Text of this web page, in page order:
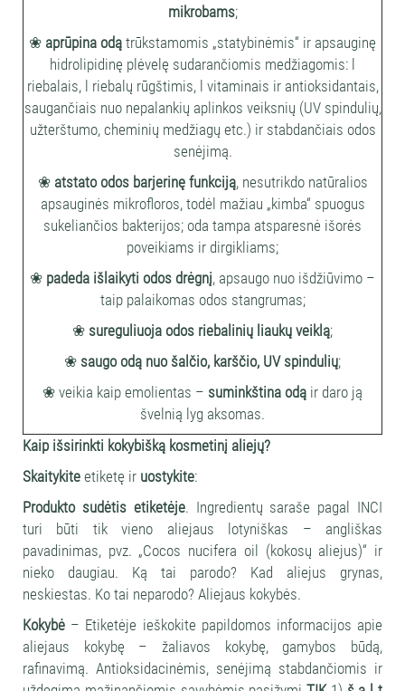
mikrobams;
❀ aprūpina odą trūkstamomis „statybinėmis“ ir apsauginę
hidrolipidinę plėvelę sudarančiomis medžiagomis: l
riebalais, l riebalų rūgštimis, l vitaminais ir antioksidantais,
saugančiais nuo nepalankių aplinkos veiksnių (UV spindulių,
užterštumo, cheminių medžiagų etc.) ir stabdančiais odos
senėjimą.
❀ atstato odos barjerinę funkciją, nesutrikdo natūralios
apsauginės mikrofloros, todėl mažiau „kimba“ spuogus
sukeliančios bakterijos; oda tampa atsparesnė išorės
poveikiams ir dirgikliams;
❀ padeda išlaikyti odos drėgnį, apsaugo nuo išdžiūvimo –
taip palaikomas odos stangrumas;
❀ sureguliuoja odos riebalinių liaukų veiklą;
❀ saugo odą nuo šalčio, karščio, UV spindulių;
❀ veikia kaip emolientas – suminkština odą ir daro ją
švelnią lyg aksomas.
Kaip išsirinkti kokybišką kosmetinį aliejų?
Skaitykite etiketę ir uostykite:
Produkto sudėtis etiketėje. Ingredientų saraše pagal INCI
turi būti tik vieno aliejaus lotyniškas – angliškas
pavadinimas, pvz. „Cocos nucifera oil (kokosų aliejus)“ ir
nieko daugiau. Ką tai parodo? Kad aliejus grynas,
neskiestas. Ko tai neparodo? Aliejaus kokybės.
Kokybė – Etiketėje ieškokite papildomos informacijos apie
aliejaus kokybę – žaliavos kokybę, gamybos būdą,
rafinavimą. Antioksidacinėmis, senėjimą stabdančiomis ir